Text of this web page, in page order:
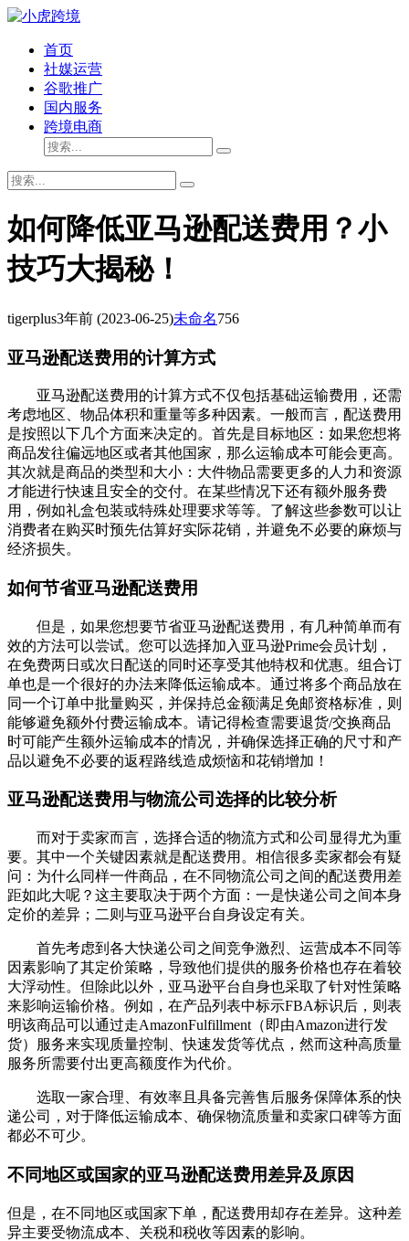
首页
社媒运营
谷歌推广
国内服务
跨境电商
如何降低亚马逊配送费用？小
技巧大揭秘！
tigerplus3年前 (2023-06-25)未命名756
亚马逊配送费用的计算方式
亚马逊配送费用的计算方式不仅包括基础运输费用，还需
考虑地区、物品体积和重量等多种因素。一般而言，配送费用
是按照以下几个方面来决定的。首先是目标地区：如果您想将
商品发往偏远地区或者其他国家，那么运输成本可能会更高。
其次就是商品的类型和大小：大件物品需要更多的人力和资源
才能进行快速且安全的交付。在某些情况下还有额外服务费
用，例如礼盒包装或特殊处理要求等等。了解这些参数可以让
消费者在购买时预先估算好实际花销，并避免不必要的麻烦与
经济损失。
如何节省亚马逊配送费用
但是，如果您想要节省亚马逊配送费用，有几种简单而有
效的方法可以尝试。您可以选择加入亚马逊Prime会员计划，
在免费两日或次日配送的同时还享受其他特权和优惠。组合订
单也是一个很好的办法来降低运输成本。通过将多个商品放在
同一个订单中批量购买，并保持总金额满足免邮资格标准，则
能够避免额外付费运输成本。请记得检查需要退货/交换商品
时可能产生额外运输成本的情况，并确保选择正确的尺寸和产
品以避免不必要的返程路线造成烦恼和花销增加！
亚马逊配送费用与物流公司选择的比较分析
而对于卖家而言，选择合适的物流方式和公司显得尤为重
要。其中一个关键因素就是配送费用。相信很多卖家都会有疑
问：为什么同样一件商品，在不同物流公司之间的配送费用差
距如此大呢？这主要取决于两个方面：一是快递公司之间本身
定价的差异；二则与亚马逊平台自身设定有关。
首先考虑到各大快递公司之间竞争激烈、运营成本不同等
因素影响了其定价策略，导致他们提供的服务价格也存在着较
大浮动性。但除此以外，亚马逊平台自身也采取了针对性策略
来影响运输价格。例如，在产品列表中标示FBA标识后，则表
明该商品可以通过走AmazonFulfillment（即由Amazon进行发
货）服务来实现质量控制、快速发货等优点，然而这种高质量
服务所需要付出更高额度作为代价。
选取一家合理、有效率且具备完善售后服务保障体系的快
递公司，对于降低运输成本、确保物流质量和卖家口碑等方面
都必不可少。
不同地区或国家的亚马逊配送费用差异及原因
但是，在不同地区或国家下单，配送费用却存在差异。这种差
异主要受物流成本、关税和税收等因素的影响。